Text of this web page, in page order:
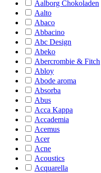
Aalborg Chokoladen
Aalto
Abaco
Abbacino
Abc Design
Abeko
Abercrombie & Fitch
Abloy
Abode aroma
Absorba
Abus
Acca Kappa
Accademia
Acemus
Acer
Acne
Acoustics
Acquarella